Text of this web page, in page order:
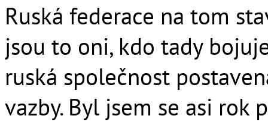
Ruská federace na tom
jsou to oni, kdo tady
ruská společnost
vazby. Byl jsem se asi rok